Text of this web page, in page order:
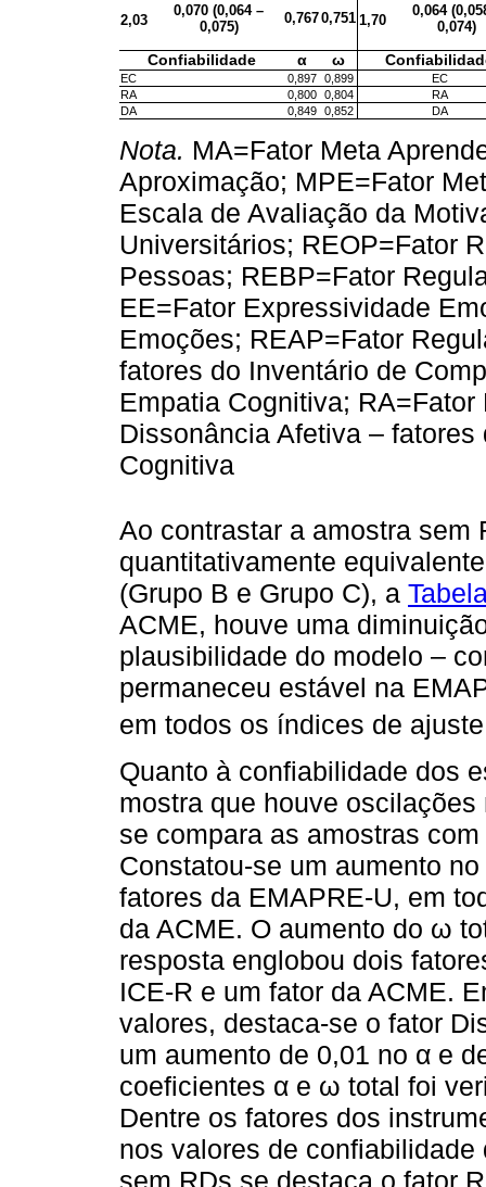
2,03
0,070 (0,064 –
0,075)
0,7670,751 1,70
0,064
0,074)
Confiabilidade α ω
EC 0,897 0,899
EC
RA
0,800 0,804
RA
DA
0,849 0,852 DA
Nota. MA=Fator Meta
Aproximação; MPE=Fator
Escala de Avaliação da
Universitários; REOP=Fator
Pessoas; REBP=Fator
EE=Fator Expressividade
Emoções; REAP=Fator
fatores do Inventário de
Empatia Cognitiva;
Dissonância Afetiva –
Cognitiva
Ao contrastar a amostra sem
quantitativamente
(Grupo B e Grupo C), a
ACME, houve uma
plausibilidade do modelo –
permaneceu estável na
em todos os índices de
Quanto à confiabilidade dos
mostra que houve
se compara as amostras
Constatou-se um aumento
fatores da EMAPRE-U, em
da ACME. O aumento do ω
resposta englobou dois
ICE-R e um fator da ACME.
valores, destaca-se o fator
um aumento de 0,01 no α e
coeficientes α e ω total foi
Dentre os fatores dos
nos valores de
sem RDs se destaca o fator